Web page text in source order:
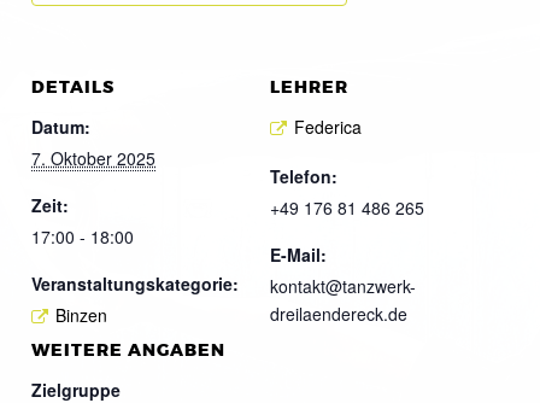
DETAILS
Datum:
7. Oktober 2025
Zeit:
17:00 - 18:00
Veranstaltungskategorie:
Binzen
LEHRER
Federica
Telefon:
+49 176 81 486 265
E-Mail:
kontakt@tanzwerk-
dreilaendereck.de
WEITERE ANGABEN
Zielgruppe